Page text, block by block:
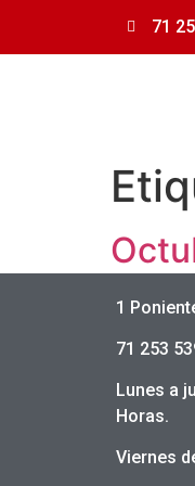
71
En
1
71 253
Lunes a
Horas.
Viernes